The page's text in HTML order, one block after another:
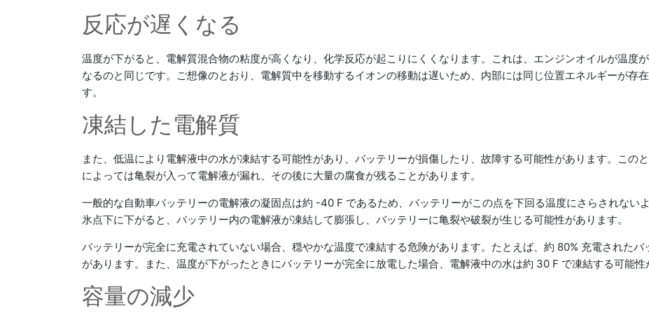
反応が遅くなる
温度が下がると、電解質混合物の粘度が高くなり、化学反応が起こりにくくなります。これは、エンジンオイルが温度
なるのと同じです。ご想像のとおり、電解質中を移動するイオンの移動は遅いため、内部には同じ位置エネルギーが存
す。
凍結した電解質
また、低温により電解液中の水が凍結する可能性があり、バッテリーが損傷したり、故障する可能性があります。この
によっては亀裂が入って電解液が漏れ、その後に大量の腐食が残ることがあります。
一般的な自動車バッテリーの電解液の凝固点は約 -40 F であるため、バッテリーがこの点を下回る温度にさらされない
氷点下に下がると、バッテリー内の電解液が凍結して膨張し、バッテリーに亀裂や破裂が生じる可能性があります。
バッテリーが完全に充電されていない場合、穏やかな温度で凍結する危険があります。たとえば、約 80% 充電された
があります。また、温度が下がったときにバッテリーが完全に放電した場合、電解液中の水は約 30 F で凍結する可能性
容量の減少